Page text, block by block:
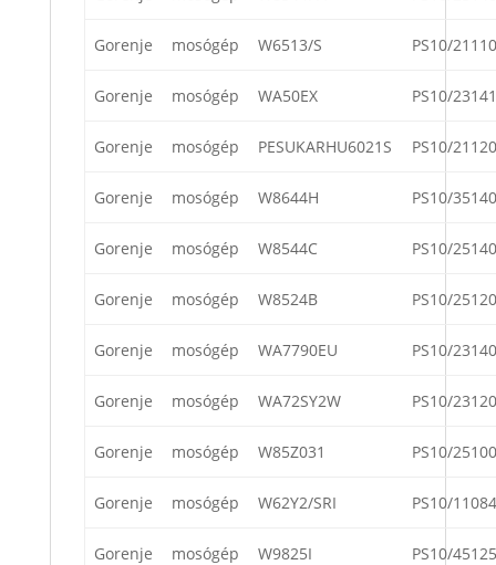
Gorenje mosógép W6513/S PS10/21110
Gorenje mosógép WA50EX PS10/23141
Gorenje mosógép PESUKARHU6021S PS10/21120
Gorenje mosógép W8644H PS10/35140
Gorenje mosógép W8544C PS10/25140
Gorenje mosógép W8524B PS10/25120
Gorenje mosógép WA7790EU PS10/23140
Gorenje mosógép WA72SY2W PS10/23120
Gorenje mosógép W85Z031 PS10/25100
Gorenje mosógép W62Y2/SRI PS10/11084
Gorenje mosógép W9825I PS10/45125